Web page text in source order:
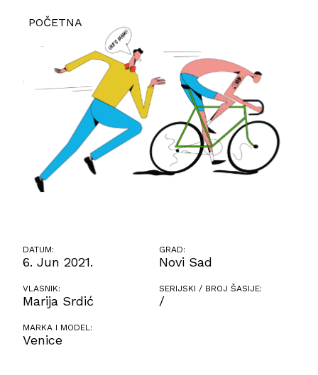
POČETNA
DATUM:
6. Jun 2021.
GRAD:
Novi Sad
VLASNIK:
Marija Srdić
SERIJSKI / BROJ ŠASIJE:
/
MARKA I MODEL:
Venice